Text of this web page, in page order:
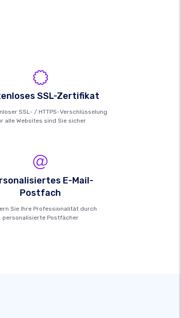
SSL-Zertifikat
SSL- / HTTPS-Verschlüsselung
alle Websites sind Sie sicher
E-Mail-
Postfach
Sie Ihre Professionalität durch
personalisierte Postfächer